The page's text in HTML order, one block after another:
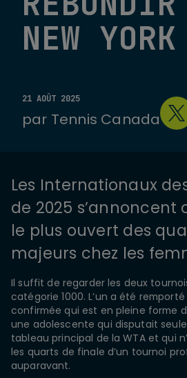
NEW YORK
21 AOÛT 2025
par Tennis Canada
Les Internationaux
de 2025
le plus ouvert des
majeurs chez les
Il suffit de regarder les deux
catégorie 1000. L’un a été
confirmée qui est en pleine forme
une adolescente qui disputait
tableau principal de la WTA et qui
les quarts de finale d’un tournoi
auparavant.